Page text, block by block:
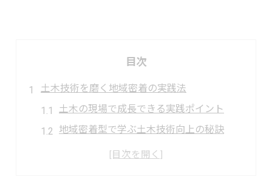
目次
土木技術を磨く地域密着の実践法
土木の現場で成長できる実践ポイント
地域密着型で学ぶ土木技術向上の秘訣
土木経験ゼロから始める技術習得法